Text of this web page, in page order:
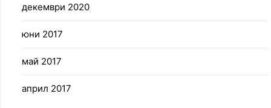
декември 2020
юни 2017
май 2017
април 2017